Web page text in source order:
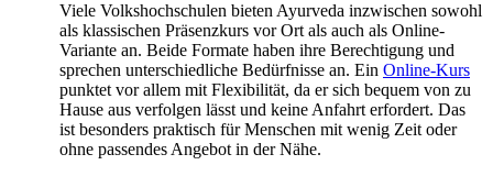
Viele Volkshochschulen bieten Ayurveda inzwischen sowohl
als klassischen Präsenzkurs vor Ort als auch als Online-
Variante an. Beide Formate haben ihre Berechtigung und
sprechen unterschiedliche Bedürfnisse an. Ein Online-Kurs
punktet vor allem mit Flexibilität, da er sich bequem von zu
Hause aus verfolgen lässt und keine Anfahrt erfordert. Das
ist besonders praktisch für Menschen mit wenig Zeit oder
ohne passendes Angebot in der Nähe.